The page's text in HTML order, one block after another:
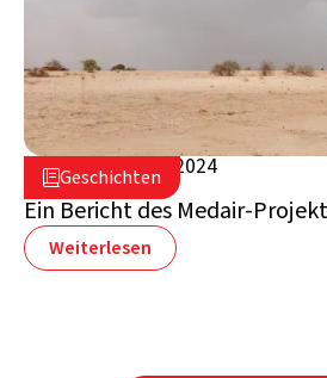
Geschichten
18. September 2024
Tschad
Ein Bericht des Medair-
Weiterlesen